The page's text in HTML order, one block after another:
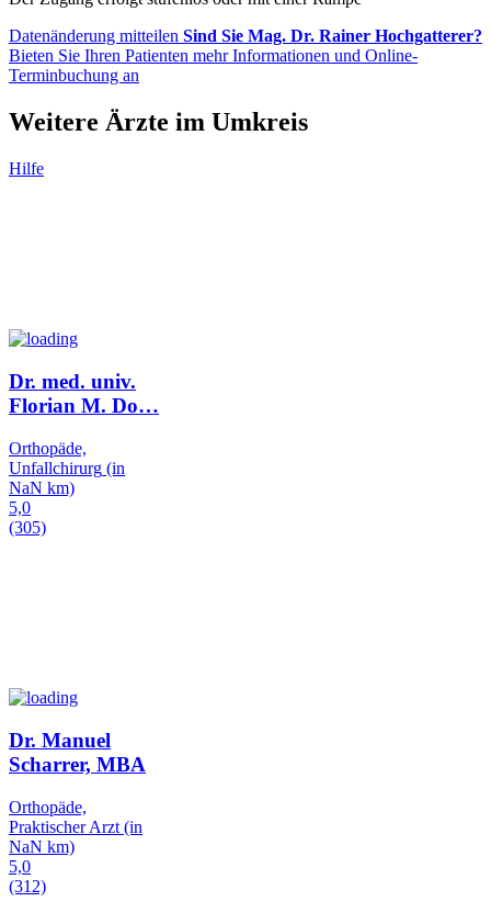
Datenänderung mitteilen Sind Sie Mag. Dr. Rainer Hochgatterer?
Bieten Sie Ihren Patienten mehr Informationen und Online-
Terminbuchung an
Weitere Ärzte im Umkreis
Hilfe
Dr. med. univ.
Florian M. Do…
Orthopäde,
Unfallchirurg (in
NaN km)
5,0
(305)
Dr. Manuel
Scharrer, MBA
Orthopäde,
Praktischer Arzt (in
NaN km)
5,0
(312)